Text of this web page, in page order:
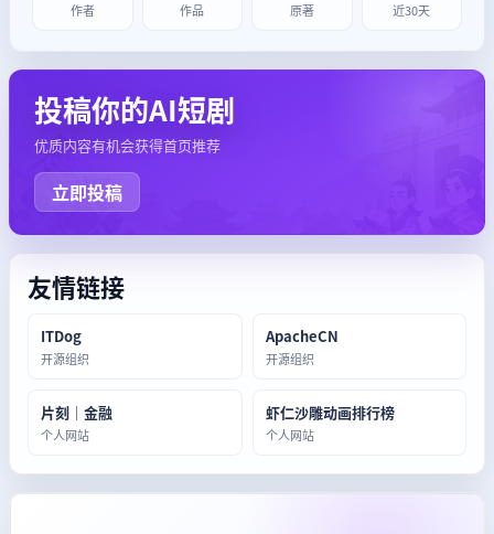
作者 作品 原著 近30天
投稿你的AI短剧
优质内容有机会获得首页推荐
立即投稿
友情链接
ITDog
开源组织
ApacheCN
开源组织
片刻｜金融
个人网站
虾仁沙雕动画排行榜
个人网站